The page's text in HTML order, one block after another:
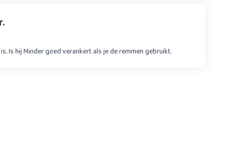
Is hij Minder goed verankert als je de remmen gebruikt.